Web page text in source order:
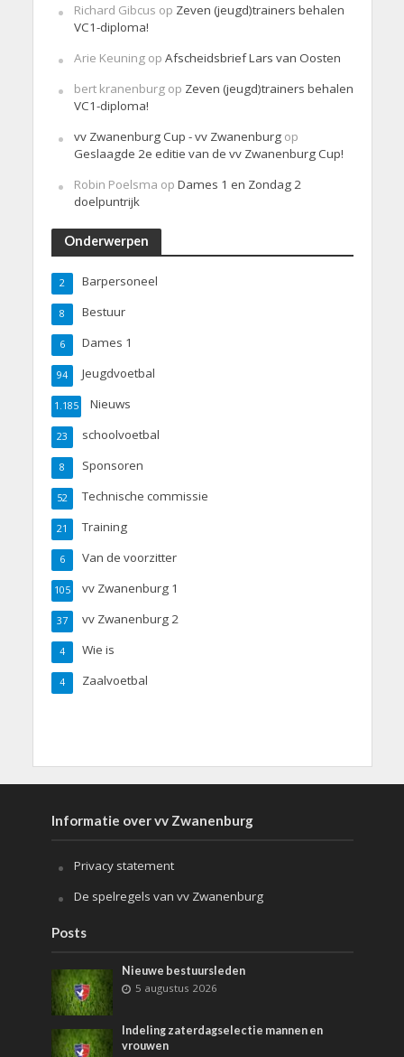
Richard Gibcus op Zeven (jeugd)trainers behalen
VC1-diploma!
Arie Keuningop Afscheidsbrief Lars van Oosten
bert kranenburgop Zeven (jeugd)trainers behalen
VC1-diploma!
vv Zwanenburg Cup - vv Zwanenburgop
Geslaagde 2e editie van de vv Zwanenburg Cup!
Robin Poelsma op Dames 1 en Zondag 2
doelpuntrijk
Onderwerpen
Barpersoneel
2
Bestuur
8
Dames 1
6
Jeugdvoetbal
94
Nieuws
1.185
schoolvoetbal
23
Sponsoren
8
Technische commissie
52
Training
21
Van de voorzitter
6
vv Zwanenburg 1
105
vv Zwanenburg 2
37
Wie is
4
Zaalvoetbal
4
Informatie over vv Zwanenburg
Privacy statement
De spelregels van vv Zwanenburg
Posts
Nieuwe bestuursleden
5 augustus 2026
Indeling zaterdagselectie mannen en
vrouwen